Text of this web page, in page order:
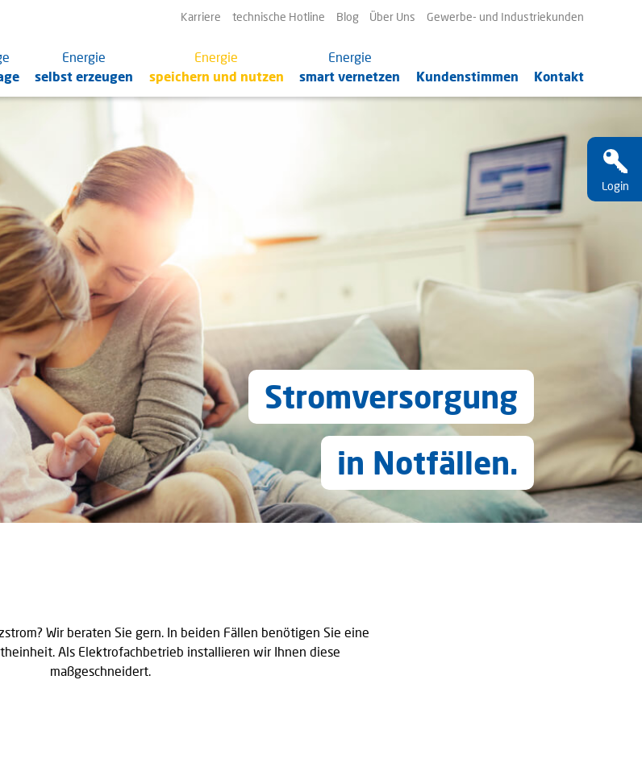
Navigation
Karriere technische Hotline Blog Über Uns Gewerbe- und Industriekunden
Energie
selbst erzeugen
Energie
speichern und nutzen
Energie
smart vernetzen
Kundenstimmen Kontakt
Stromversorgung
in Notfällen.
Wir beraten Sie gern. In beiden Fällen benötigen Sie eine
Als Elektrofachbetrieb installieren wir Ihnen diese
maßgeschneidert.